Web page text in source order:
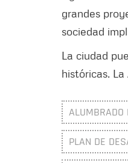
grandes
sociedad
La ciudad
históricas.
ALUMBRADO
PLAN DE